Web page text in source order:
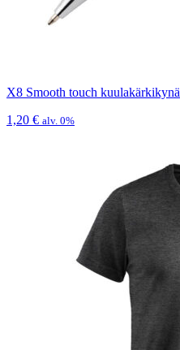
X8 Smooth touch kuulakärkikynä
1,20 € alv. 0%